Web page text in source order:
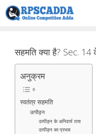
Skip
to
सहमति क्या है? Sec.
अनुक्रम
स्वतंत्र सहमति
उत्पीड़न
उत्पीड़न के अनिवार्य तत्व
उत्पीड़न का प्रभाव